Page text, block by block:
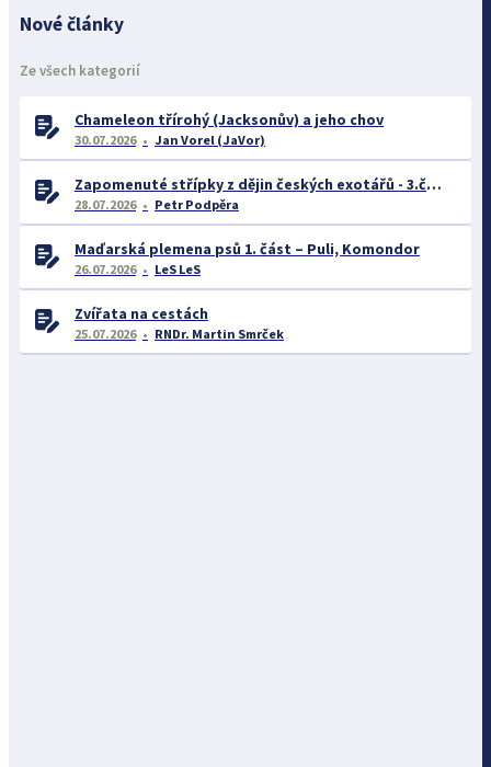
Nové články
Ze všech kategorií
Chameleon třírohý (Jacksonův) a jeho chov
30.07.2026 Jan Vorel (JaVor)
Zapomenuté střípky z dějin českých exotářů - 3.část
28.07.2026 Petr Podpěra
Maďarská plemena psů 1. část – Puli, Komondor
26.07.2026 LeS LeS
Zvířata na cestách
25.07.2026 RNDr. Martin Smrček